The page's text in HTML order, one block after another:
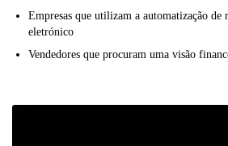
Empresas que utilizam a automatização de
eletrónico
Vendedores que procuram uma visão